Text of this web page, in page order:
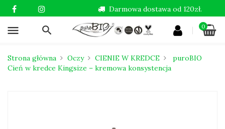
menu 0
Darmowa dostawa od 120zł.
Strona główna Oczy CIENIE W KREDCE
puroBIO
Cień w kredce Kingsize – kremowa konsystencja